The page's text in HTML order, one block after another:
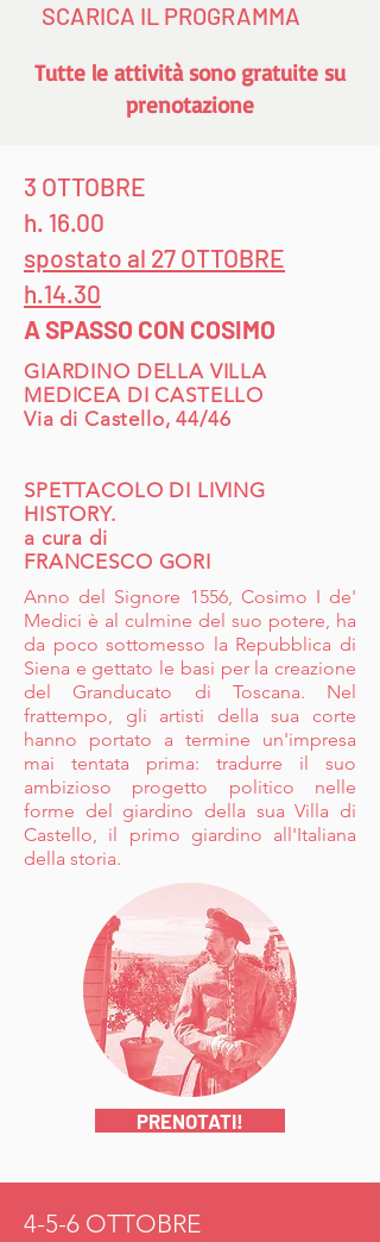
SCARICA IL PROGRAMMA
Tutte le attività sono gratuite su
prenotazione
3 OTTOBRE
h. 16.00
spostato al 27 OTTOBRE
h.14.30
A SPASSO CON COSIMO
GIARDINO DELLA VILLA
MEDICEA DI CASTELLO
Via di Castello, 44/46
SPETTACOLO DI LIVING
HISTORY.
a cura di
FRANCESCO GORI
Anno del Signore 1556, Cosimo I de'
Medici è al culmine del suo potere, ha
da poco sottomesso la Repubblica di
Siena e gettato le basi per la creazione
del Granducato di Toscana. Nel
frattempo, gli artisti della sua corte
hanno portato a termine un'impresa
mai tentata prima: tradurre il suo
ambizioso progetto politico nelle
forme del giardino della sua Villa di
Castello, il primo giardino all'Italiana
della storia.
PRENOTATI!
4-5-6 OTTOBRE